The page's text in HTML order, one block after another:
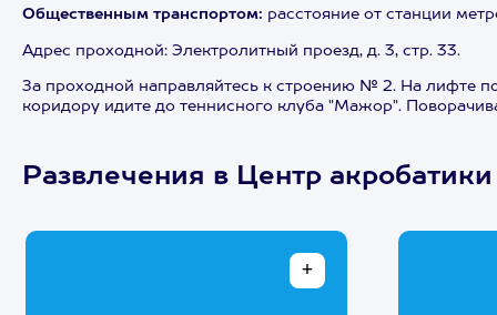
Общественным транспортом: расстояние от станции
Адрес проходной: Электролитный проезд, д. 3, стр. 33.
За проходной направляйтесь к строению № 2. На лифте
коридору идите до теннисного клуба "Мажор".
Развлечения в Центр